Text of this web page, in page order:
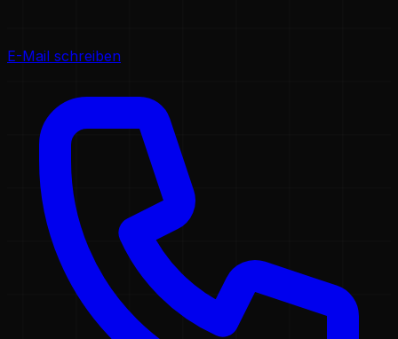
E-Mail schreiben